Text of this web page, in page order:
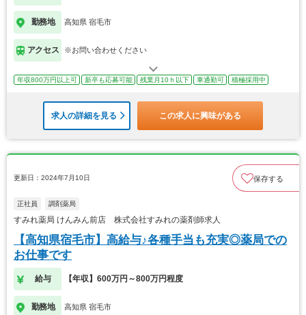
勤務地 高知県 宿毛市
アクセス ※お問い合わせください
年収800万円以上可 新卒も応募可能 残業月10ｈ以下 車通勤可 積極採用中
求人の詳細を見る この求人に興味がある
更新日：2024年7月10日 保存する
正社員 調剤薬局
すみれ薬局 けんみん前店 株式会社すみれの薬剤師求人
【高知県宿毛市】高給与♪各種手当も充実◎薬局での
お仕事です
給与 【年収】600万円～800万円程度
勤務地 高知県 宿毛市